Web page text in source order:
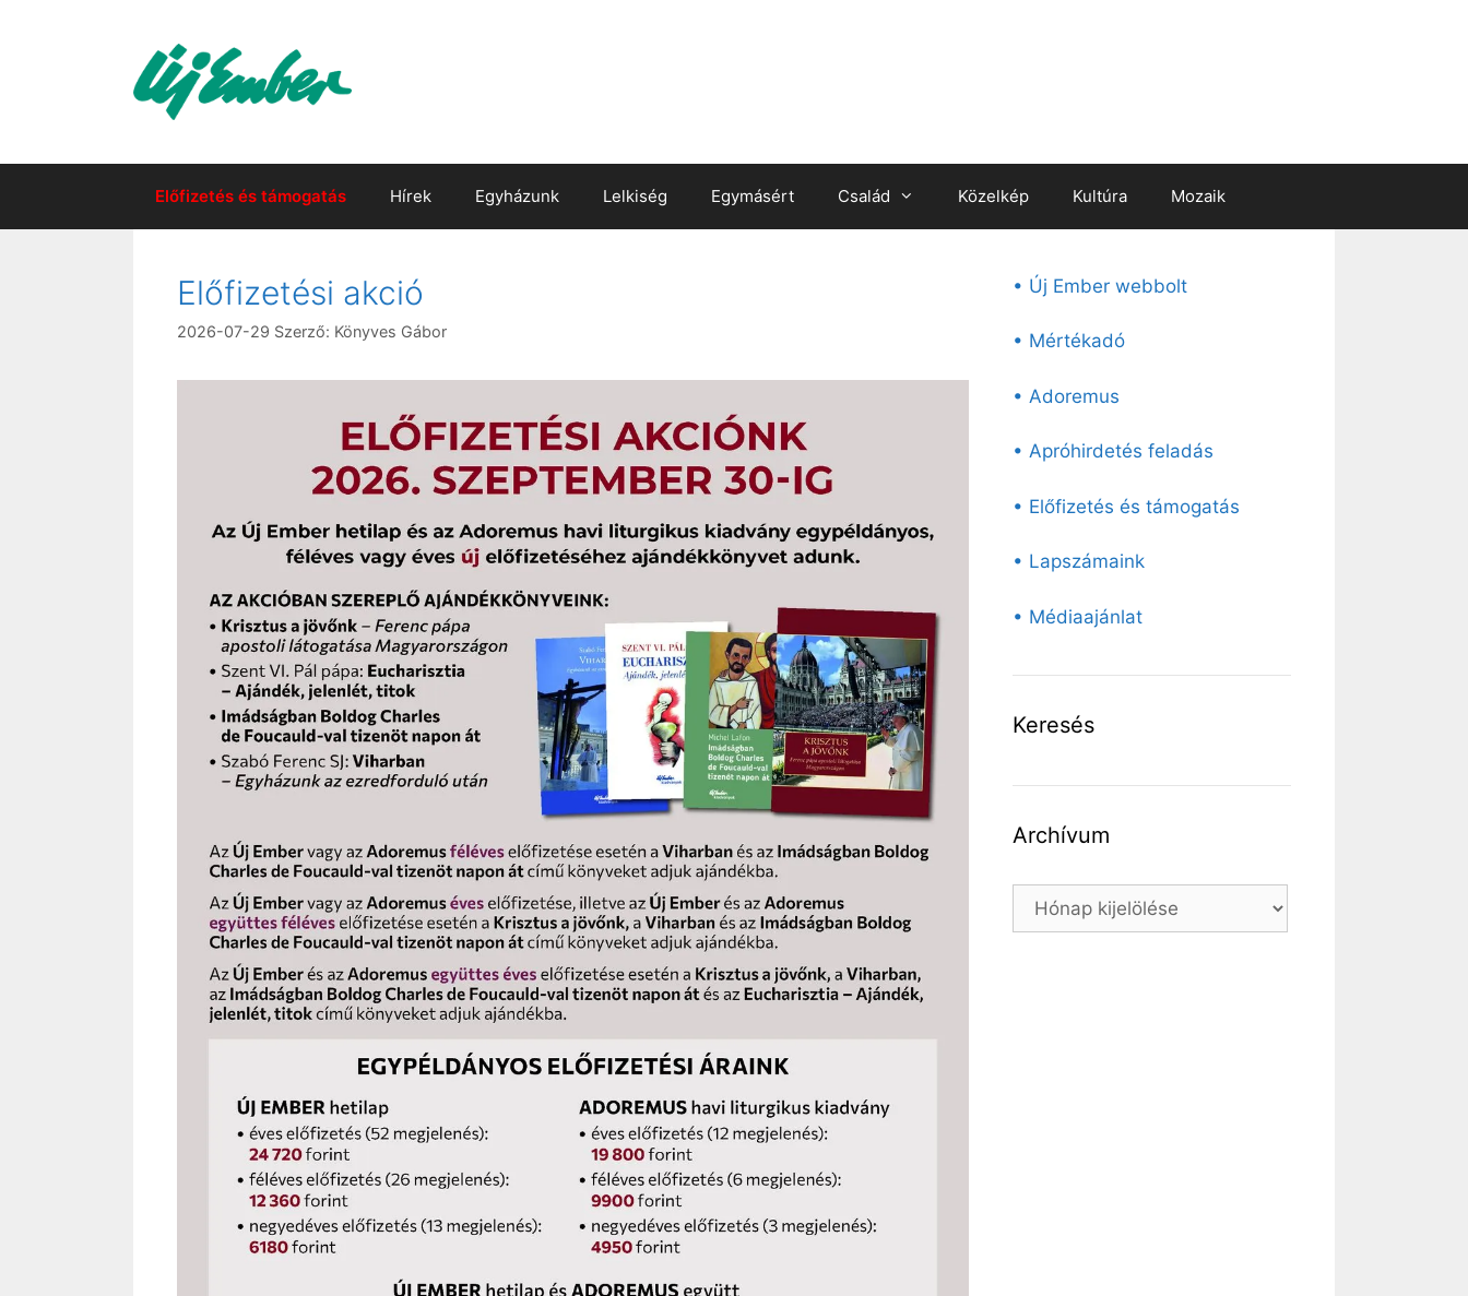
Előfizetés és támogatás Hírek Egyházunk Lelkiség Egymásért Család Közelkép Kultúra Mozaik
Előfizetési akció
2026-07-29 Szerző: Könyves Gábor
• Új Ember webbolt
• Mértékadó
• Adoremus
• Apróhirdetés feladás
• Előfizetés és támogatás
• Lapszámaink
• Médiaajánlat
Keresés
Archívum
Archívum